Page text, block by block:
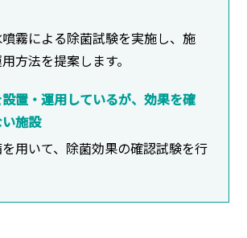
霧による除菌試験を実施し、施
方法を提案します。
置・運用しているが、効果を確
施設
用いて、除菌効果の確認試験を行